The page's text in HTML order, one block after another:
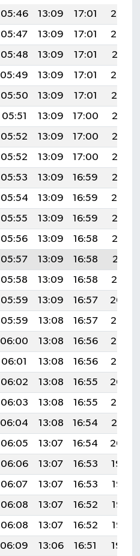
05:46 13:09 17:01
20:22
05:47 13:09 17:01
20:22
05:48 13:09 17:01
20:21
05:49 13:09 17:01
20:20
05:50 13:09 17:01
20:19
05:51 13:09 17:00
20:18
05:52 13:09 17:00
20:17
05:52 13:09 17:00
20:16
05:53 13:09 16:59
20:15
05:54 13:09 16:59
20:14
05:55 13:09 16:59
20:13
05:56 13:09 16:58
20:12
05:57 13:09 16:58
20:11
05:58 13:09 16:58
20:10
05:59 13:09 16:57
20:09
05:59 13:08 16:57
20:07
06:00 13:08 16:56
20:06
06:01 13:08 16:56
20:05
06:02 13:08 16:55
20:04
06:03 13:08 16:55
20:03
06:04 13:08 16:54
20:01
06:05 13:07 16:54
20:00
06:06 13:07 16:53
19:59
06:07 13:07 16:53
19:58
06:08 13:07 16:52
19:56
06:08 13:07 16:52
19:55
06:09 13:06 16:51
19:54